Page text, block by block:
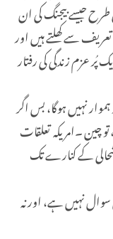
جیسے بیجنگ کی ان
سے کھلتے ہیں اور
پُر عزم زندگی کی رفتار
نہیں ہوگا، بس اگر
چین ۔امریکہ تعلقات
کے کنارے تک
سوال نہیں ہے، اور نہ